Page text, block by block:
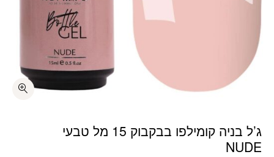
ג’ל בניה קומילפו בבקבוק 15 מל טבעי
NUDE